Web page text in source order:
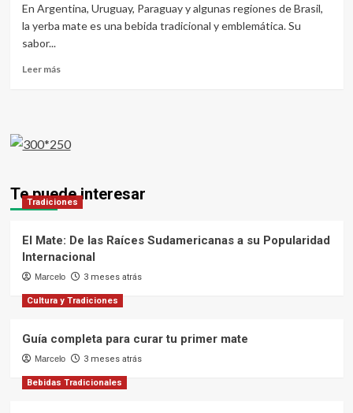
En Argentina, Uruguay, Paraguay y algunas regiones de Brasil,
la yerba mate es una bebida tradicional y emblemática. Su
sabor...
Leer másLeer
Nacional
Yerba
Mate
como
objetivo
promover
cultura
la
de
la
Te puede interesar
Tradiciones
El Mate: De las Raíces Sudamericanas a su Popularidad
Internacional
Marcelo 3 meses atrás
Cultura y Tradiciones
Guía completa para curar tu primer mate
Marcelo 3 meses atrás
Bebidas Tradicionales